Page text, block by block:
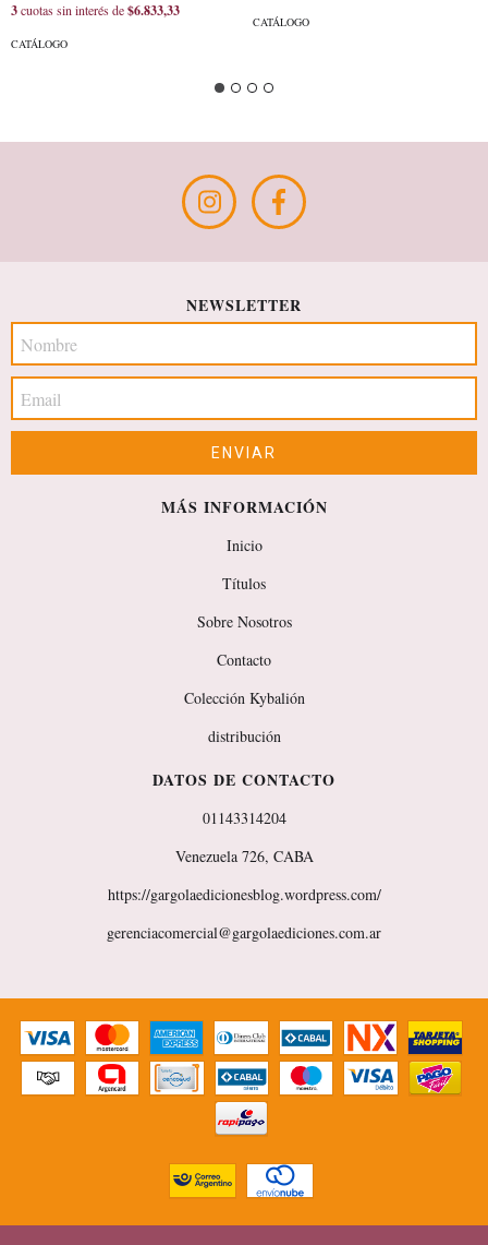
3cuotas sin interés de$6.833,33
CATÁLOGO
CATÁLOGO
NEWSLETTER
MÁS INFORMACIÓN
Inicio
Títulos
Sobre Nosotros
Contacto
Colección Kybalión
distribución
DATOS DE CONTACTO
01143314204
Venezuela 726, CABA
https://gargolaedicionesblog.wordpress.com/
gerenciacomercial@gargolaediciones.com.ar